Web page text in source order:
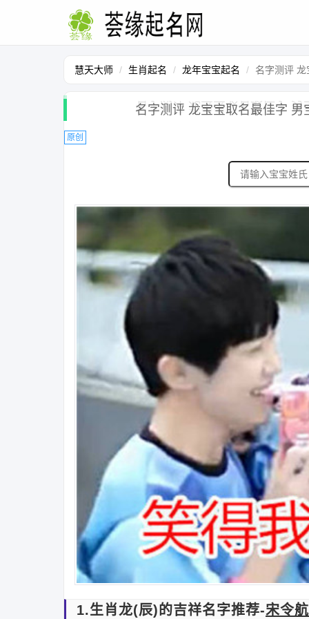
慧天大师 生肖起名 龙年宝宝起名 名字测评
名字测评 龙宝宝取名最佳字 男
原创
1.生肖龙(辰)的吉祥名字推荐-宋令航